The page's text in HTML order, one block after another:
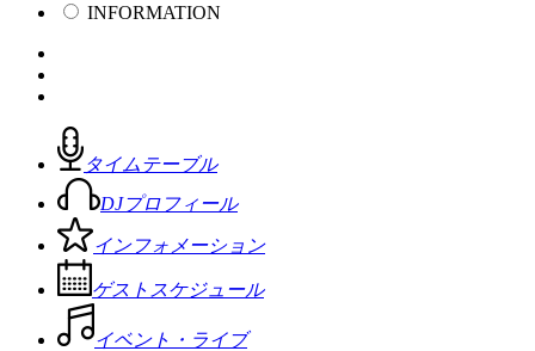
INFORMATION
タイムテーブル
DJプロフィール
インフォメーション
ゲストスケジュール
イベント・ライブ